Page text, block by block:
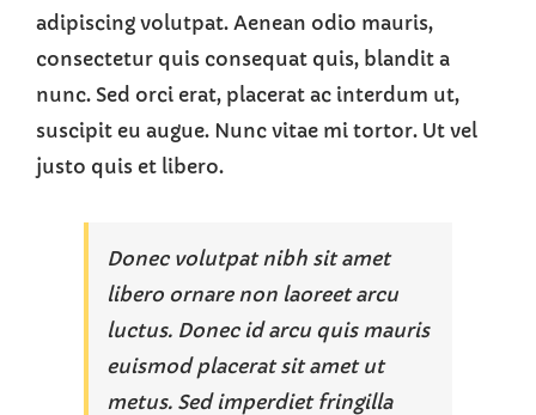
adipiscing volutpat. Aenean odio mauris,
consectetur quis consequat quis, blandit a
nunc. Sed orci erat, placerat ac interdum ut,
suscipit eu augue. Nunc vitae mi tortor. Ut vel
justo quis et libero.
Donec volutpat nibh sit amet
libero ornare non laoreet arcu
luctus. Donec id arcu quis mauris
euismod placerat sit amet ut
metus. Sed imperdiet fringilla